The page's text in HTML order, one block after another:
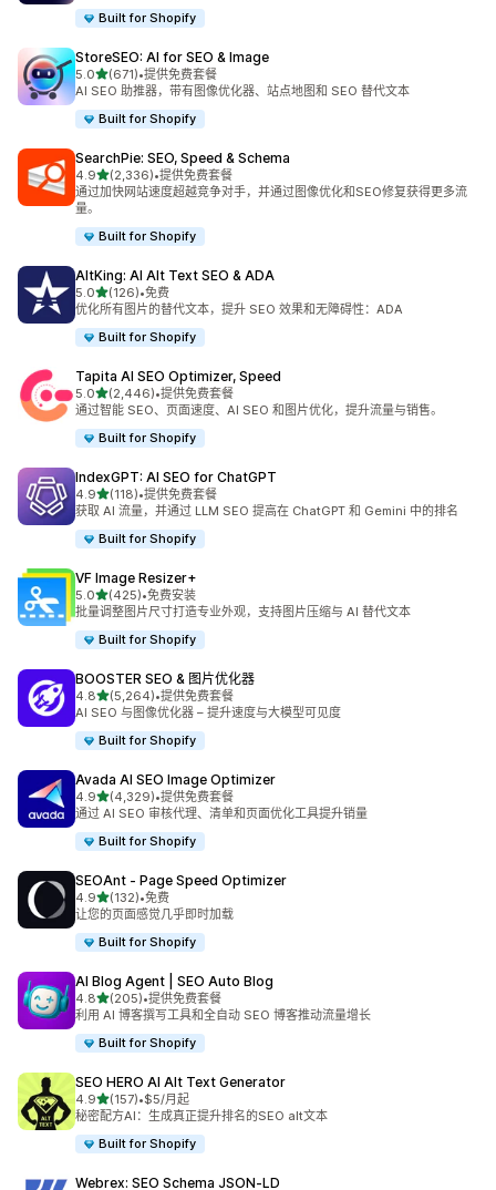
Built for Shopify
StoreSEO: AI for SEO & Image
5.0星（满分 5 星）
(671)
总共 671 条评论
•提供免费套餐
AI SEO 助推器，带有图像优化器、站点地图和 SEO 替代文本
Built for Shopify
SearchPie: SEO, Speed & Schema
4.9星（满分 5 星）
(2,336)
总共 2336 条评论
•提供免费套餐
通过加快网站速度超越竞争对手，并通过图像优化和SEO修复获得更多流
量。
Built for Shopify
AltKing: AI Alt Text SEO & ADA
5.0星（满分 5 星）
(126)
总共 126 条评论
•免费
优化所有图片的替代文本，提升 SEO 效果和无障碍性：ADA
Built for Shopify
Tapita AI SEO Optimizer, Speed
5.0星（满分 5 星）
(2,446)
总共 2446 条评论
•提供免费套餐
通过智能 SEO、页面速度、AI SEO 和图片优化，提升流量与销售。
Built for Shopify
IndexGPT: AI SEO for ChatGPT
4.9星（满分 5 星）
(118)
总共 118 条评论
•提供免费套餐
获取 AI 流量，并通过 LLM SEO 提高在 ChatGPT 和 Gemini 中的排名
Built for Shopify
VF Image Resizer+
5.0星（满分 5 星）
(425)
总共 425 条评论
•免费安装
批量调整图片尺寸打造专业外观，支持图片压缩与 AI 替代文本
Built for Shopify
BOOSTER SEO & 图片优化器
4.8星（满分 5 星）
(5,264)
总共 5264 条评论
•提供免费套餐
AI SEO 与图像优化器 – 提升速度与大模型可见度
Built for Shopify
Avada AI SEO Image Optimizer
4.9星（满分 5 星）
(4,329)
总共 4329 条评论
•提供免费套餐
通过 AI SEO 审核代理、清单和页面优化工具提升销量
Built for Shopify
SEOAnt ‑ Page Speed Optimizer
4.9星（满分 5 星）
(132)
总共 132 条评论
•免费
让您的页面感觉几乎即时加载
Built for Shopify
AI Blog Agent | SEO Auto Blog
4.8星（满分 5 星）
(205)
总共 205 条评论
•提供免费套餐
利用 AI 博客撰写工具和全自动 SEO 博客推动流量增长
Built for Shopify
SEO HERO AI Alt Text Generator
4.9星（满分 5 星）
(157)
总共 157 条评论
•$5/月起
秘密配方AI：生成真正提升排名的SEO alt文本
Built for Shopify
Webrex: SEO Schema JSON‑LD